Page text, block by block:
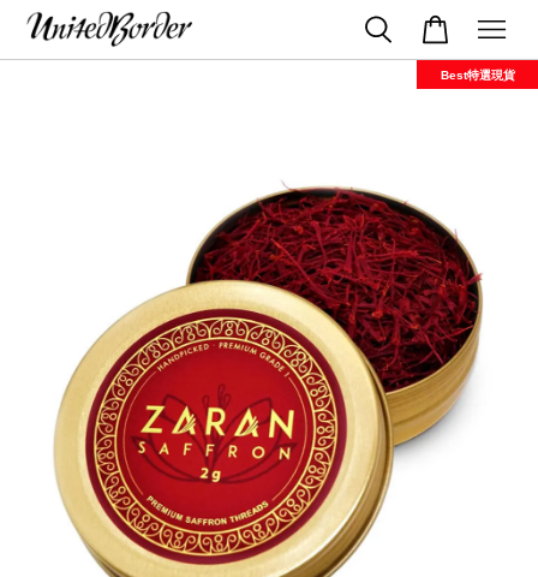
Best特選現貨